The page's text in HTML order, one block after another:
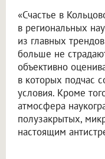
«Счастье в
в региональных
из главных
больше не
объективно
в которых подчас
условия. Кроме
атмосфера
полузакрытых,
настоящим